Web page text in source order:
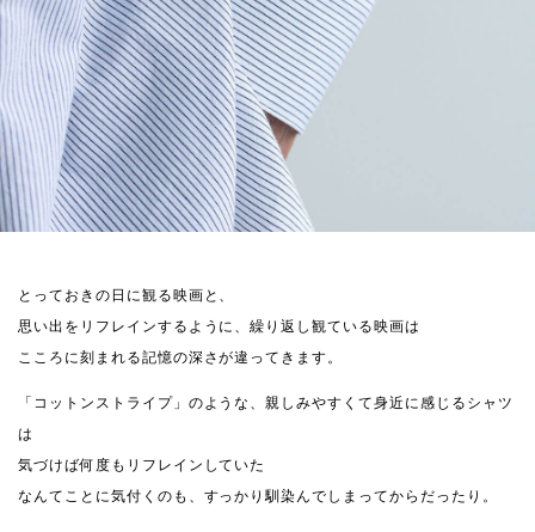
とっておきの日に観る映画と、
思い出をリフレインするように、繰り返し観ている映画は
こころに刻まれる記憶の深さが違ってきます。
「コットンストライプ」のような、親しみやすくて身近に感じるシャツ
は
気づけば何度もリフレインしていた
なんてことに気付くのも、すっかり馴染んでしまってからだったり。